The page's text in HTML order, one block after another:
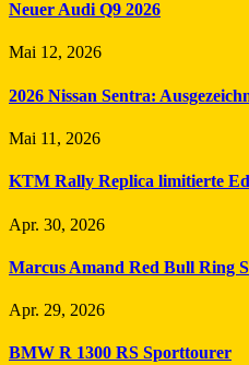
Neuer Audi Q9 2026
Mai 12, 2026
2026 Nissan Sentra:
Mai 11, 2026
KTM Rally Replica limitierte
Apr. 30, 2026
Marcus Amand Red Bull Ring
Apr. 29, 2026
BMW R 1300 RS Sporttourer